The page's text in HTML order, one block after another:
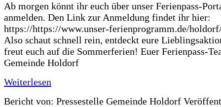
Ab morgen könnt ihr euch über unser Ferienpass-
anmelden. Den Link zur Anmeldung findet ihr hier:
https://https://www.unser-ferienprogramm.de/
Also schaut schnell rein, entdeckt eure
freut euch auf die Sommerferien! Euer Ferienpass-
Gemeinde Holdorf
Weiterlesen
Bericht von: Pressestelle Gemeinde Holdorf